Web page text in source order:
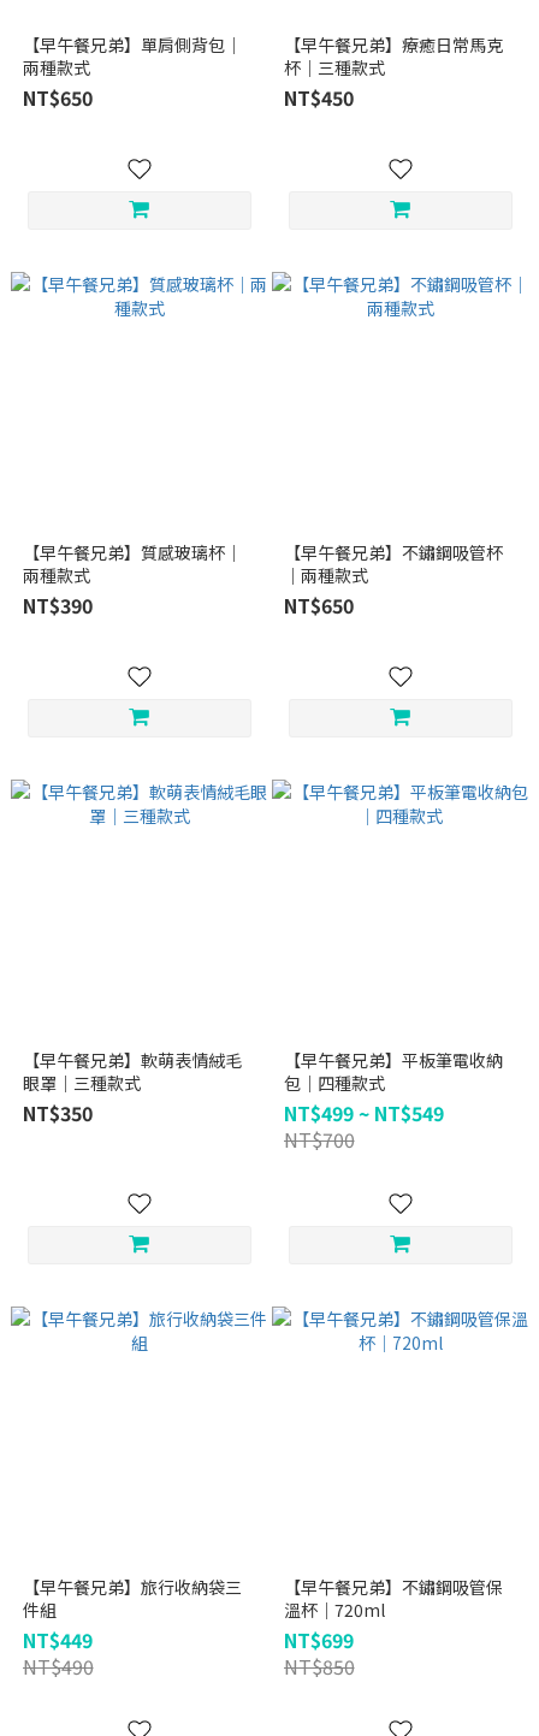
【早午餐兄弟】單肩側背包｜
兩種款式
NT$650
【早午餐兄弟】療癒日常馬克
杯｜三種款式
NT$450
【早午餐兄弟】質感玻璃杯｜
兩種款式
NT$390
【早午餐兄弟】不鏽鋼吸管杯
｜兩種款式
NT$650
【早午餐兄弟】軟萌表情絨毛
眼罩｜三種款式
NT$350
【早午餐兄弟】平板筆電收納
包｜四種款式
NT$499 ~ NT$549
NT$700
【早午餐兄弟】旅行收納袋三
件組
NT$449
NT$490
【早午餐兄弟】不鏽鋼吸管保
溫杯｜720ml
NT$699
NT$850